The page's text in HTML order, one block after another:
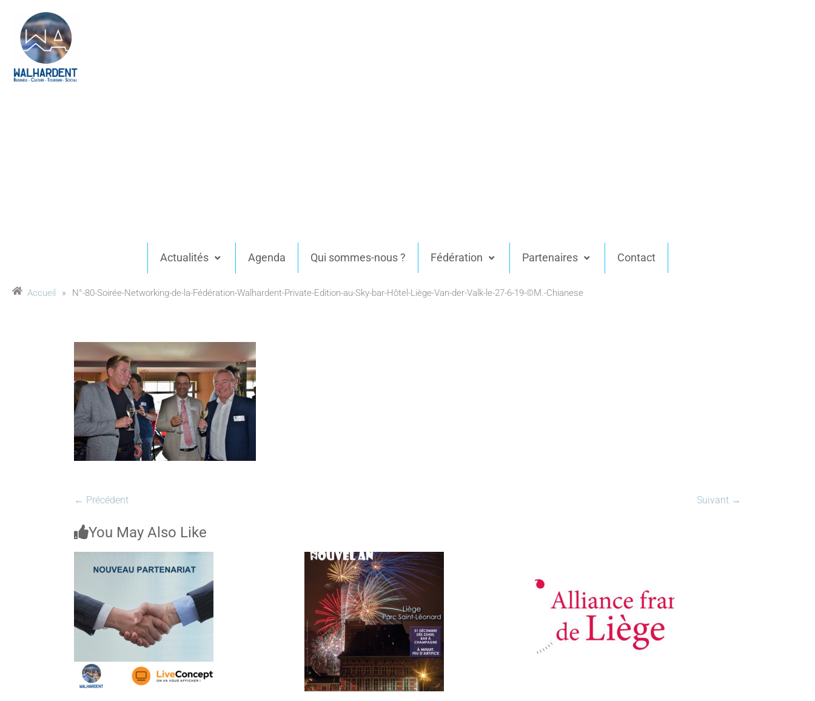
Actualités Agenda Qui sommes-nous ? Fédération Partenaires Contact
Accueil » N°-80-Soirée-Networking-de-la-Fédération-Walhardent-Private-Edition-au-Sky-bar-Hôtel-Liège-Van-der-Valk-le-27-6-19-©M.-Chianese
← Précédent Suivant →
You May Also Like